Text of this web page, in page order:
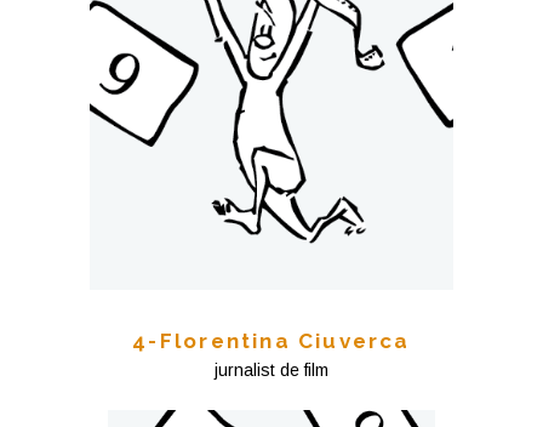
4-Florentina Ciuverca
jurnalist de film